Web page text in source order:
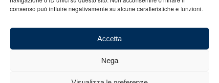
consenso può influire negativamente su alcune caratteristiche e funzioni.
Accetta
Nega
Merchandising
Partners Contatti